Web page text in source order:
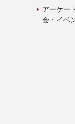
アーケー
会・イベ